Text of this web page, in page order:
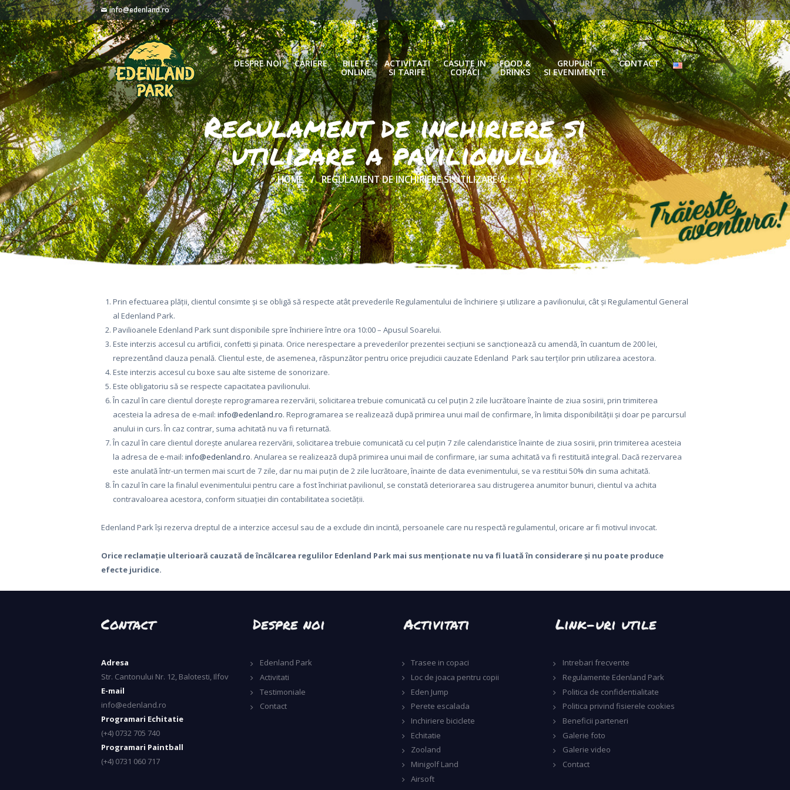
info@edenland.ro
DESPRE NOI CARIERE BILETE
ONLINE
ACTIVITATI
SI TARIFE
CASUTE IN
COPACI
FOOD &
DRINKS
GRUPURI
SI EVENIMENTE
CONTACT
Regulament de inchiriere si
utilizare a pavilionului
HOME REGULAMENT DE INCHIRIERE SI UTILIZARE A...
SI EVENIMENTE
Prin efectuarea plății, clientul consimte și se obligă să respecte atât prevederile Regulamentului de închiriere și utilizare a pavilionului, cât și Regulamentul General
al Edenland Park.
Pavilioanele Edenland Park sunt disponibile spre închiriere între ora 10:00 – Apusul Soarelui.
Este interzis accesul cu artificii, confetti și pinata. Orice nerespectare a prevederilor prezentei secțiuni se sancționează cu amendă, în cuantum de 200 lei,
reprezentând clauza penală. Clientul este, de asemenea, răspunzător pentru orice prejudicii cauzate Edenland Park sau terților prin utilizarea acestora.
Este interzis accesul cu boxe sau alte sisteme de sonorizare.
Este obligatoriu să se respecte capacitatea pavilionului.
În cazul în care clientul dorește reprogramarea rezervării, solicitarea trebuie comunicată cu cel puțin 2 zile lucrătoare înainte de ziua sosirii, prin trimiterea
acesteia la adresa de e-mail: info@edenland.ro. Reprogramarea se realizează după primirea unui mail de confirmare, în limita disponibilității și doar pe parcursul
anului in curs. În caz contrar, suma achitată nu va fi returnată.
În cazul în care clientul dorește anularea rezervării, solicitarea trebuie comunicată cu cel puțin 7 zile calendaristice înainte de ziua sosirii, prin trimiterea acesteia
la adresa de e-mail: info@edenland.ro. Anularea se realizează după primirea unui mail de confirmare, iar suma achitată va fi restituită integral. Dacă rezervarea
este anulată într-un termen mai scurt de 7 zile, dar nu mai puțin de 2 zile lucrătoare, înainte de data evenimentului, se va restitui 50% din suma achitată.
În cazul în care la finalul evenimentului pentru care a fost închiriat pavilionul, se constată deteriorarea sau distrugerea anumitor bunuri, clientul va achita
contravaloarea acestora, conform situației din contabilitatea societății.
Edenland Park își rezerva dreptul de a interzice accesul sau de a exclude din incintă, persoanele care nu respectă regulamentul, oricare ar fi motivul invocat.
Orice reclamație ulterioară cauzată de încălcarea regulilor Edenland Park mai sus menționate nu va fi luată în considerare și nu poate produce
efecte juridice.
Contact
Adresa
Str. Cantonului Nr. 12, Balotesti, Ilfov
E-mail
info@edenland.ro
Programari Echitatie
(+4) 0732 705 740
Programari Paintball
(+4) 0731 060 717
Despre noi
Edenland Park
Activitati
Testimoniale
Contact
Activitati
Trasee in copaci
Loc de joaca pentru copii
Eden Jump
Perete escalada
Inchiriere biciclete
Echitatie
Zooland
Minigolf Land
Airsoft
Link-uri utile
Intrebari frecvente
Regulamente Edenland Park
Politica de confidentialitate
Politica privind fisierele cookies
Beneficii parteneri
Galerie foto
Galerie video
Contact